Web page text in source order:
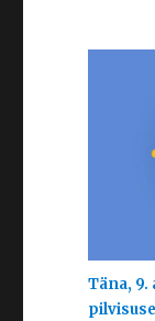
Täna, 9.